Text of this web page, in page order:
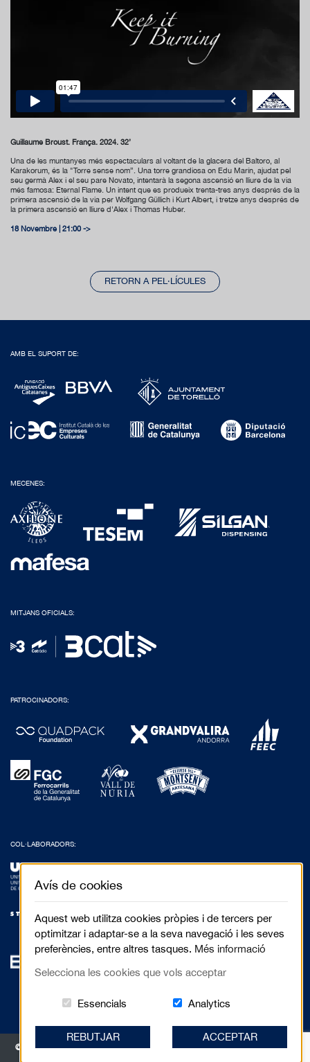
Guillaume Broust. França. 2024. 32’
Una de les muntanyes més espectaculars al voltant de la glacera del Baltoro, al
Karakorum, és la "Torre sense nom”. Una torre grandiosa on Edu Marín, ajudat pel
seu germà Alex i el seu pare Novato, intentarà la segona ascensió en lliure de la via
més famosa: Eternal Flame. Un intent que es produeix trenta-tres anys després de la
primera ascensió de la via per Wolfgang Güllich i Kurt Albert, i tretze anys després de
la primera ascensió en lliure d'Alex i Thomas Huber.
18 Novembre | 21:00 ->
RETORN A PEL·LÍCULES
AMB EL SUPORT DE:
MECENES:
MITJANS OFICIALS:
PATROCINADORS:
COL·LABORADORS:
© 2017 Festival de Cinema de Muntanya de Torelló - Anselm Clavé, 5 3r 2a |
Avís de cookies
Aquest web utilitza cookies pròpies i de tercers per
optimitzar i adaptar-se a la seva navegació i les seves
preferències, entre altres tasques. Més informació
Selecciona les cookies que vols acceptar
Essencials Aquestes cookies són essencials per
AnalyticsCookies related
REBUTJAR ACCEPTAR